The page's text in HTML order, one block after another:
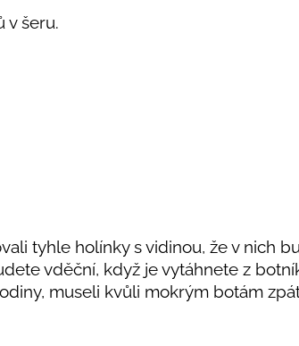
v šeru.
tyhle holínky s vidinou, že v nich
vděční, když je vytáhnete z
museli kvůli mokrým botám